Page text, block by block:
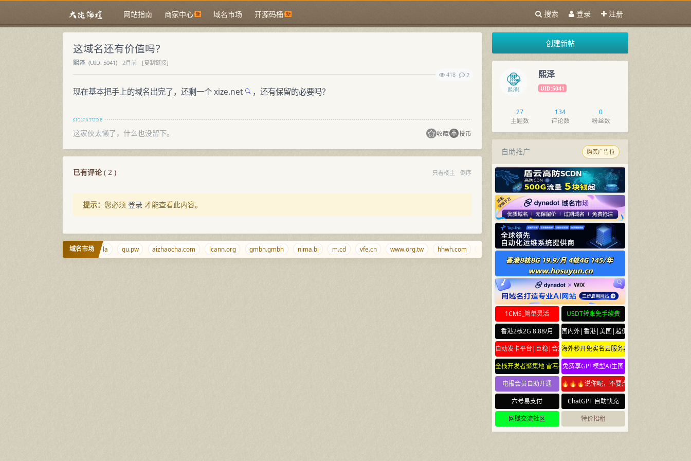
网站指南 商家中心 域名市场 开源码桶 搜索 登录 注册
这域名还有价值吗？
熙泽 (UID: 5041) 2月前
[复制链接]
418
2
现在基本把手上的域名出完了，还剩一个xize.net ，还有保留的必要吗？
这家伙太懒了，什么也没留下。 收藏 投币
已有评论( 2 ) 只看楼主 倒序
提示： 您必须 登录 才能查看此内容。
域名市场
tiaoqi.com wt.la qu.pw aizhaocha.com lcann.org gmbh.gmbh nima.bi m.cd vfe.cn www.org.tw hhwh.com 363.org aishabi.com diaozhui.com foo.foo
创建新帖
熙泽
UID:5041
27
主题数
134
评论数
0
粉丝数
自助推广 购买广告位
1CMS_简单灵活
USDT转账免手续费
香港2核2G 8.88/月
国内外|香港|美国|超便宜云服务器
自动发卡平台|巨稳|合规海外秒开免实名云服务器
全栈开发者聚集地 雷若社区 leiruo.com
免费享GPT模型AI生图
电报会员自助开通
🔥🔥🔥说你呢，不要点🔥🔥🔥
六号易支付
ChatGPT 自助快充
网赚交流社区
特价招租